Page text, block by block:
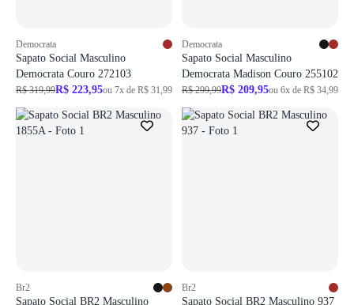
Democrata
Sapato Social Masculino
Democrata Couro 272103
R$ 319,99R$ 223,95ou 7x de R$ 31,99
Democrata
Sapato Social Masculino
Democrata Madison Couro 255102
R$ 299,99R$ 209,95ou 6x de R$ 34,99
Br2
Sapato Social BR2 Masculino
Br2
Sapato Social BR2 Masculino 937